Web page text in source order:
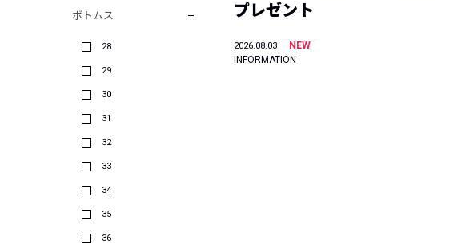
ボトムス
28
29
30
31
32
33
34
35
36
プレゼント
2026.08.03
NEW
INFORMATION